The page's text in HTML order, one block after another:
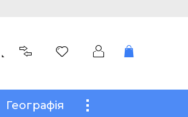
Географія